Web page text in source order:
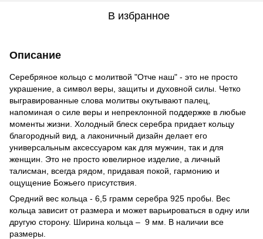
В избранное
Описание
Серебряное кольцо с молитвой "Отче наш" - это не просто
украшение, а символ веры, защиты и духовной силы. Четко
выгравированные слова молитвы окутывают палец,
напоминая о силе веры и непреклонной поддержке в любые
моменты жизни. Холодный блеск серебра придает кольцу
благородный вид, а лаконичный дизайн делает его
универсальным аксессуаром как для мужчин, так и для
женщин. Это не просто ювелирное изделие, а личный
талисман, всегда рядом, придавая покой, гармонию и
ощущение Божьего присутствия.
Средний вес кольца - 6,5 грамм серебра 925 пробы. Вес
кольца зависит от размера и может варьироваться в одну или
другую сторону. Ширина кольца – 9 мм. В наличии все
размеры.